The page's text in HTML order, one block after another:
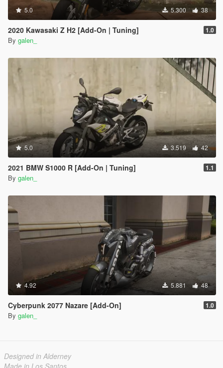
5.0 5.300 38
2020 Kawasaki Z H2 [Add-On | Tuning] 1.0
By galen_
5.0 3.519 42
2021 BMW S1000 R [Add-On | Tuning] 1.1
By galen_
4.92 5.881 48
Cyberpunk 2077 Nazare [Add-On] 1.0
By galen_
Designed in Alderney
Made in Los Santos